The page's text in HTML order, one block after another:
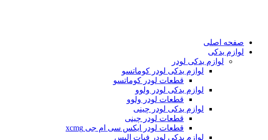
صفحه اصلی
لوازم یدکی
لوازم یدکی لودر
لوازم یدکی لودر کوماتسو
قطعات لودر کوماتسو
لوازم یدکی لودر ولوو
قطعات لودر ولوو
لوازم یدکی لودر چینی
قطعات لودر چینی
قطعات لودر ایکس سی ام جی xcmg
لوازم یدکی لودر فیات الیس